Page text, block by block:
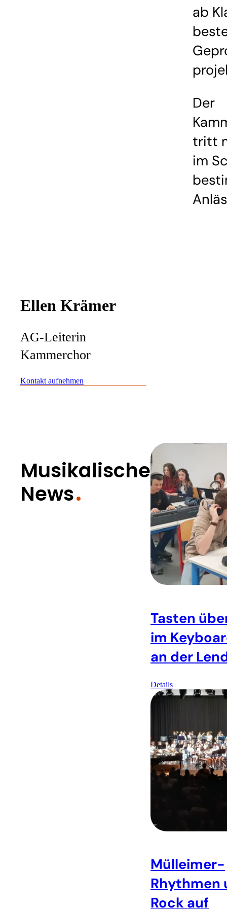
ab
Der
tritt
im
Ellen Krämer
AG-Leiterin
Kammerchor
Kontakt aufnehmen
Musikalische
News
Tasten
im
an der
Details
Mülleimer-
Rhythmen
Rock auf